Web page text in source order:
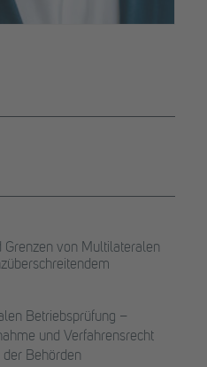
von Multilateralen
Betriebsprüfung –
und Verfahrensrecht
der Behörden